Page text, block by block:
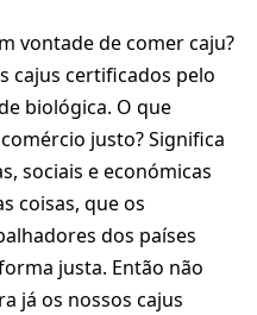
vontade de comer caju?
cajus certificados pelo
biológica. O que
justo? Significa
sociais e económicas
coisas, que os
dos países
justa. Então não
já os nossos cajus